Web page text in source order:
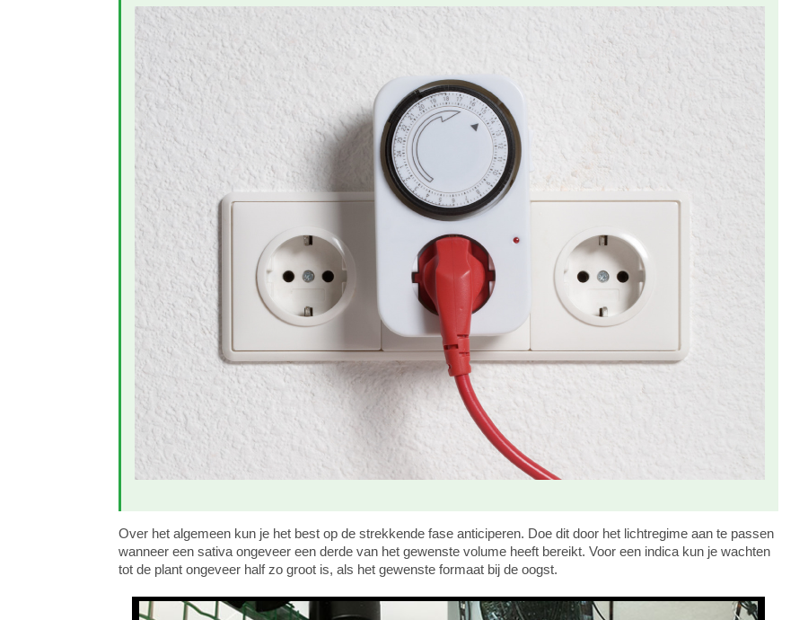
Over het algemeen kun je het best op de strekkende fase anticiperen. Doe dit door het lichtregime aan te passen
wanneer een sativa ongeveer een derde van het gewenste volume heeft bereikt. Voor een indica kun je wachten
tot de plant ongeveer half zo groot is, als het gewenste formaat bij de oogst.